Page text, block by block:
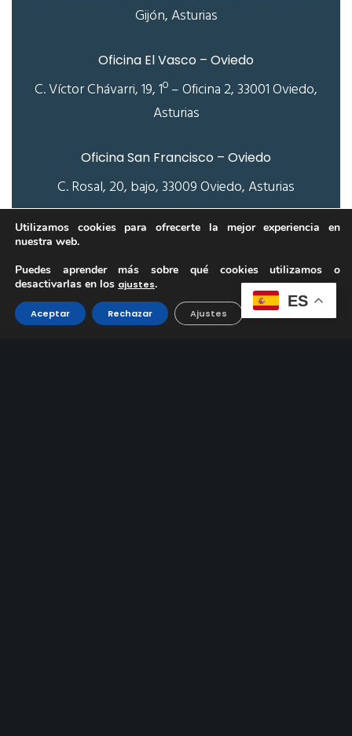
Gijón, Asturias
Oficina El Vasco – Oviedo
C. Víctor Chávarri, 19, 1º – Oficina 2, 33001 Oviedo,
Asturias
Oficina San Francisco – Oviedo
C. Rosal, 20, bajo, 33009 Oviedo, Asturias
¿Necesitas contactar con
nosotros?
Pregúntanos tus dudas
ES
Utilizamos cookies para ofrecerte la mejor experiencia en
nuestra web.
Puedes aprender más sobre qué cookies utilizamos o
desactivarlas en los ajustes.
Aceptar Rechazar Ajustes